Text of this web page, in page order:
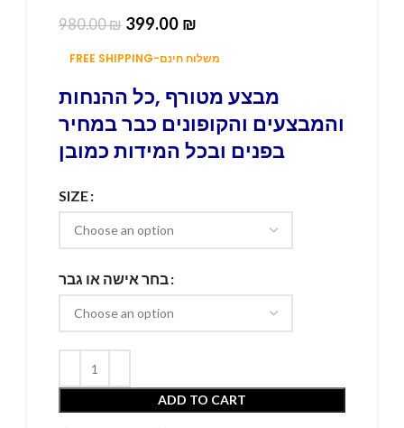
980.00₪ 399.00 ₪
FREE SHIPPING-משלוח חינם
מבצע מטורף ,כל ההנחות
והמבצעים והקופונים כבר במחיר
בפנים ובכל המידות כמובן
SIZE
בחר אישה או גבר
ADD TO CART